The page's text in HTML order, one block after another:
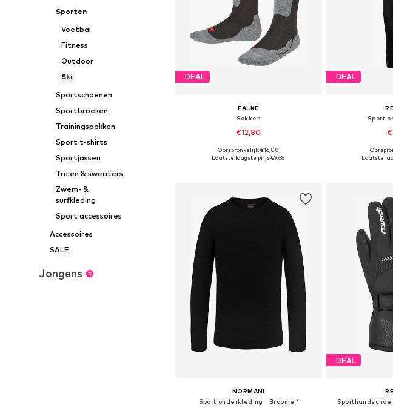
Sporten
Voetbal
Fitness
Outdoor
Ski
Sportschoenen
Sportbroeken
Trainingspakken
Sport t-shirts
Sportjassen
Truien & sweaters
Zwem- &
surfkleding
Sport accessoires
Accessoires
SALE
Jongens
DEAL
FALKE
Sokken
€12,80
Oorspronkelijk: €16,00
Laatste laagste prijs:€9,68
DEAL
Sport
Laatste
NORMANI
Sport onderkleding ' Broome '
DEAL